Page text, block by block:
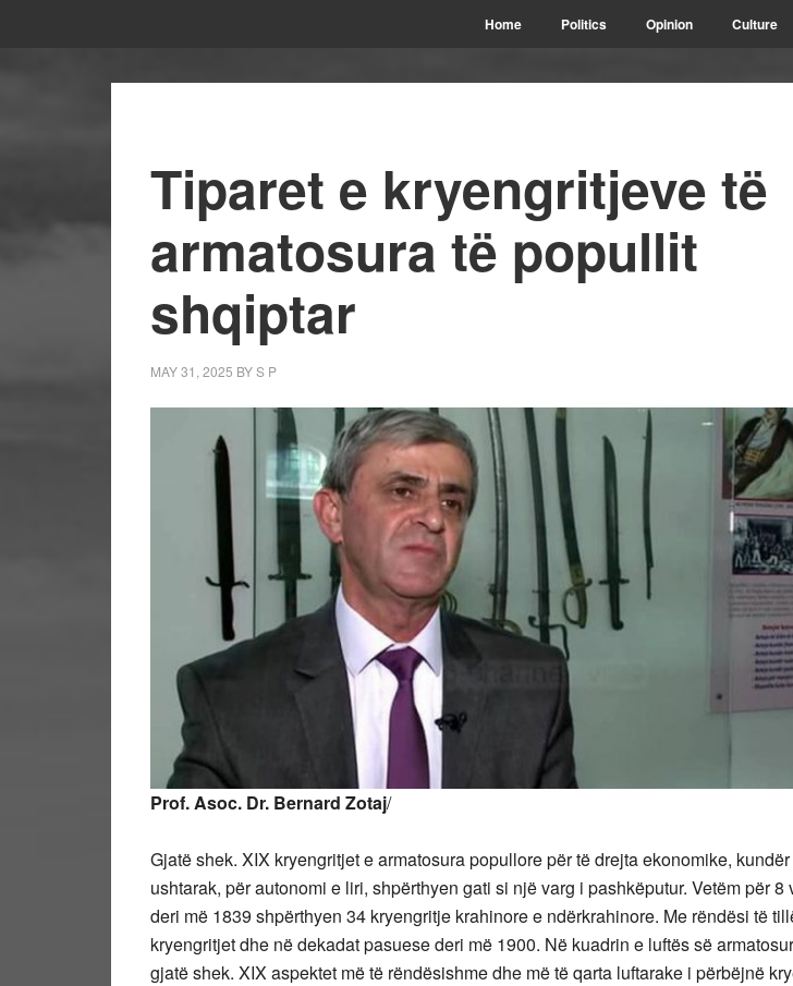
Home Politics Opinion Culture
Tiparet e kryengritjeve të
armatosura të popullit
shqiptar
MAY 31, 2025 BYS P
Prof. Asoc. Dr. Bernard Zotaj/
Gjatë shek. XIX kryengritjet e armatosura popullore për të drejta ekonomike,
ushtarak, për autonomi e liri, shpërthyen gati si një varg i pashkëputur. Vetëm për 8
deri më 1839 shpërthyen 34 kryengritje krahinore e ndërkrahinore. Me rëndësi të
kryengritjet dhe në dekadat pasuese deri më 1900. Në kuadrin e luftës së
gjatë shek. XIX aspektet më të rëndësishme dhe më të qarta luftarake i përbëjnë